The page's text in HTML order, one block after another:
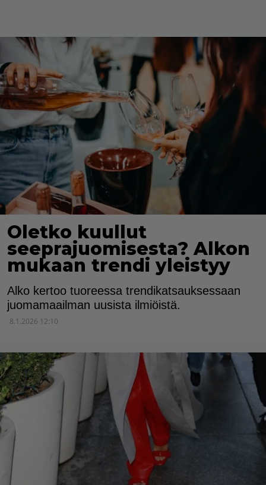
Oletko kuullut
seeprajuomisesta? Alkon
mukaan trendi yleistyy
Alko kertoo tuoreessa trendikatsauksessaan
juomamaailman uusista ilmiöistä.
8.1.2026 12:10